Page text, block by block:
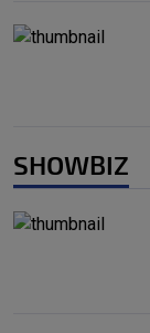
SHOWBIZ